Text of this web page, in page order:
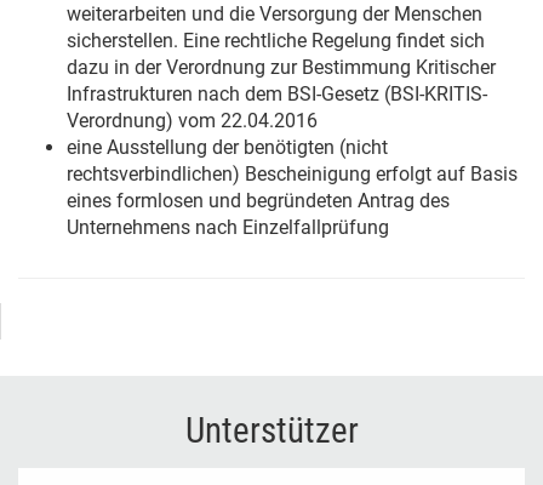
weiterarbeiten und die Versorgung der Menschen
sicherstellen. Eine rechtliche Regelung findet sich
dazu in der Verordnung zur Bestimmung Kritischer
Infrastrukturen nach dem BSI-Gesetz (BSI-KRITIS-
Verordnung) vom 22.04.2016
eine Ausstellung der benötigten (nicht
rechtsverbindlichen) Bescheinigung erfolgt auf Basis
eines formlosen und begründeten Antrag des
Unternehmens nach Einzelfallprüfung
Unterstützer